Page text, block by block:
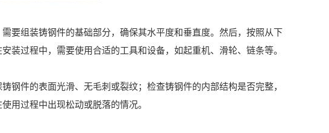
组装铸钢件的基础部分，确保其水平度和垂直度。然后，按照从下
装过程中，需要使用合适的工具和设备，如起重机、滑轮、链条等。
件的表面光滑、无毛刺或裂纹；检查铸钢件的内部结构是否完整，
用过程中出现松动或脱落的情况。